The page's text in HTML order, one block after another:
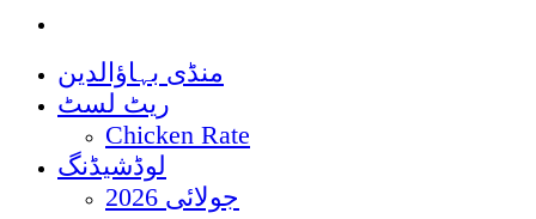
منڈی بہاؤالدین
ریٹ لسٹ
Chicken Rate
لوڈشیڈنگ
جولائی 2026